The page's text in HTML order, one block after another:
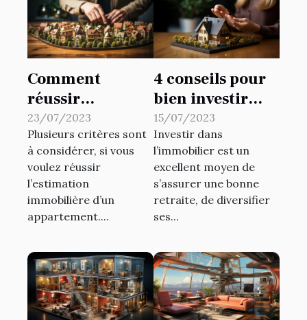
Comment
réussir
l’estimation
immobilière
d’un
appartement ?
23/07/2023
Plusieurs critères sont
à considérer, si vous
voulez réussir
l’estimation
immobilière d’un
appartement....
4 conseils pour
bien investir
dans
l’immobilier
15/07/2023
Investir dans
l’immobilier est un
excellent moyen de
s’assurer une bonne
retraite, de diversifier
ses...